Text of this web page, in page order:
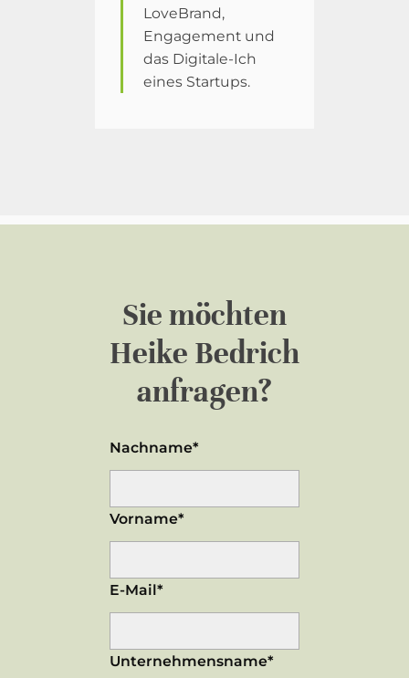
LoveBrand,
Engagement und
das Digitale-Ich
eines Startups.
Sie möchten
Heike Bedrich
anfragen?
Nachname*
Vorname*
E-Mail*
Unternehmensname*